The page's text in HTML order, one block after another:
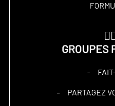
GROUPES
–
– PARTAGEZ